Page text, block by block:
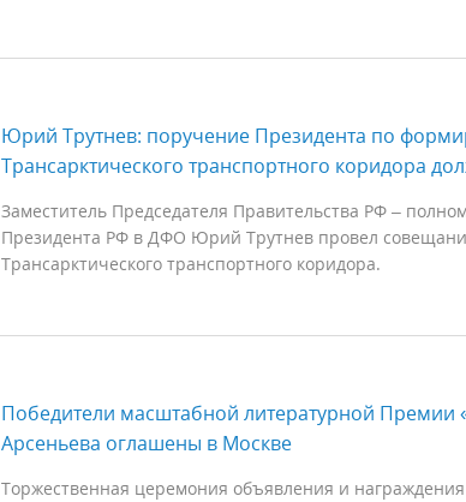
Юрий Трутнев: поручение Президента по
Трансарктического транспортного коридора
Заместитель Председателя Правительства РФ –
Президента РФ в ДФО Юрий Трутнев провел
Трансарктического транспортного коридора.
Победители масштабной литературной Премии
Арсеньева оглашены в Москве
Торжественная церемония объявления и